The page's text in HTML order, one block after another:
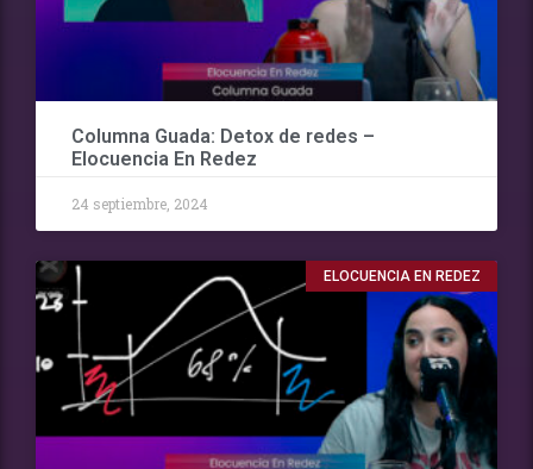
Columna Guada: Detox de redes –
Elocuencia En Redez
24 septiembre, 2024
ELOCUENCIA EN REDEZ